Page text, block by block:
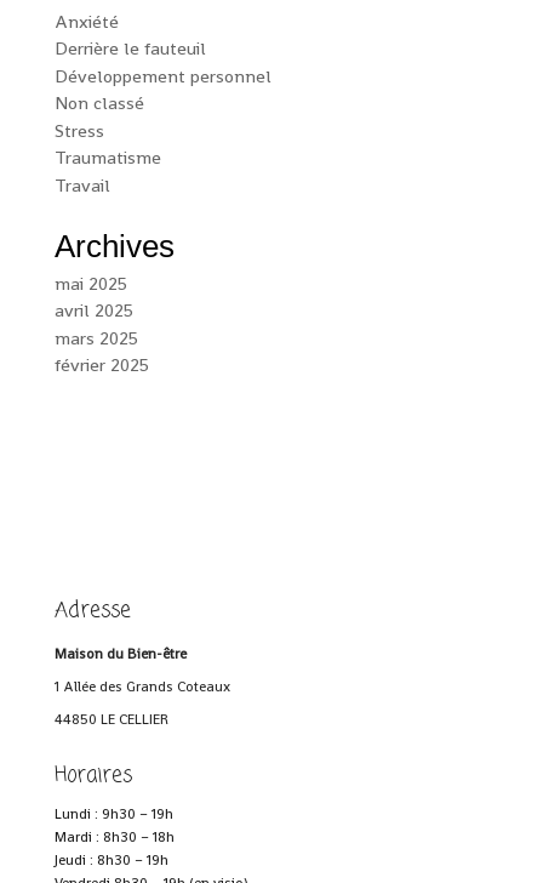
Anxiété
Derrière le fauteuil
Développement personnel
Non classé
Stress
Traumatisme
Travail
Archives
mai 2025
avril 2025
mars 2025
février 2025
Adresse
Maison du Bien-être
1 Allée des Grands Coteaux
44850 LE CELLIER
Horaires
Lundi : 9h30 – 19h
Mardi : 8h30 – 18h
Jeudi : 8h30 – 19h